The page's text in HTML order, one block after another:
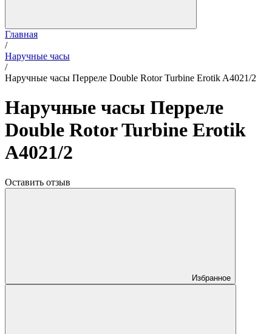
Главная
/
Наручные часы
/
Наручные часы Перреле Double Rotor Turbine Erotik A4021/2
Наручные часы Перреле
Double Rotor Turbine Erotik
A4021/2
Оставить отзыв
Избранное